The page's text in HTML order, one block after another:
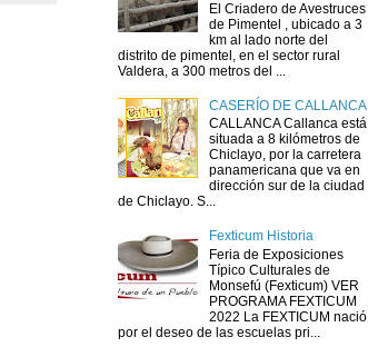
El Criadero de Avestruces
de Pimentel , ubicado a 3
km al lado norte del
distrito de pimentel, en el sector rural
Valdera, a 300 metros del ...
CASERÍO DE CALLANCA
CALLANCA Callanca está
situada a 8 kilómetros de
Chiclayo, por la carretera
panamericana que va en
dirección sur de la ciudad
de Chiclayo. S...
Fexticum Historia
Feria de Exposiciones
Típico Culturales de
Monsefú (Fexticum) VER
PROGRAMA FEXTICUM
2022 La FEXTICUM nació
por el deseo de las escuelas pri...